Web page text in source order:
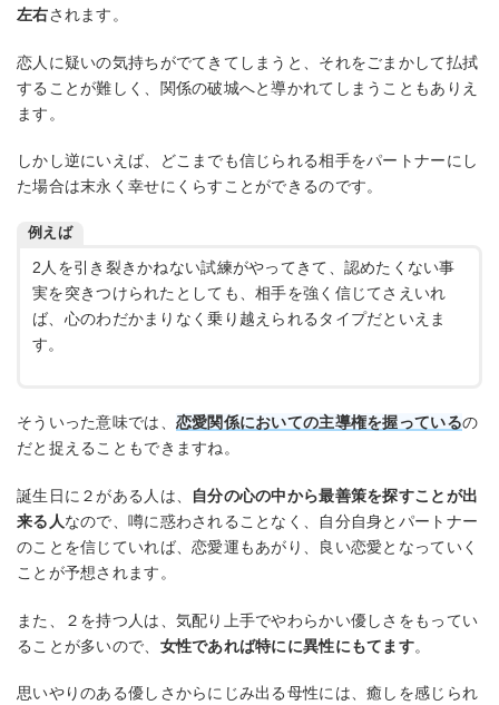
左右されます。
恋人に疑いの気持ちがでてきてしまうと、それをごまかして払拭
することが難しく、関係の破城へと導かれてしまうこともありえ
ます。
しかし逆にいえば、どこまでも信じられる相手をパートナーにし
た場合は末永く幸せにくらすことができるのです。
例えば
2人を引き裂きかねない試練がやってきて、認めたくない事
実を突きつけられたとしても、相手を強く信じてさえいれ
ば、心のわだかまりなく乗り越えられるタイプだといえま
す。
そういった意味では、 恋愛関係においての主導権を握っているの
だと捉えることもできますね。
誕生日に２がある人は、
自分の心の中から最善策を探すことが出
来る人なので、噂に惑わされることなく、自分自身とパートナー
のことを信じていれば、恋愛運もあがり、良い恋愛となっていく
ことが予想されます。
また、２を持つ人は、気配り上手でやわらかい優しさをもってい
ることが多いので、 女性であれば特にに異性にもてます。
思いやりのある優しさからにじみ出る母性には、癒しを感じられ